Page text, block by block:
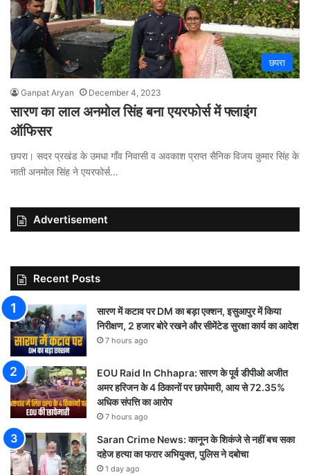
छपरा
Ganpat Aryan December 4, 2023
सारण का लाल अनमोल सिंह बना एयरफोर्स में फ्लाइंग
ऑफिसर
छपरा। सदर प्रखंड के उमधा गाँव निवासी व अवकाश प्राप्त सैनिक विजय कुमार सिंह के
नाती अनमोल सिंह ने एयरफोर्स…
Advertisement
Recent Posts
सारण में कटाव पर DM का बड़ा एक्शन, इसुआपुर में किया
निरीक्षण, 2 हजार बोरे रखने और सीमेंटेड सुरक्षा कार्य का आदेश
7 hours ago
EOU Raid In Chhapra: सारण के पूर्व डीपीओ अजीत
अमर हरिजन के 4 ठिकानों पर छापेमारी, आय से 72.35%
अधिक संपत्ति का आरोप
7 hours ago
Saran Crime News: कानून के शिकंजे से नहीं बच सका
दहेज हत्या का फरार अभियुक्त, पुलिस ने दबोचा
1 day ago